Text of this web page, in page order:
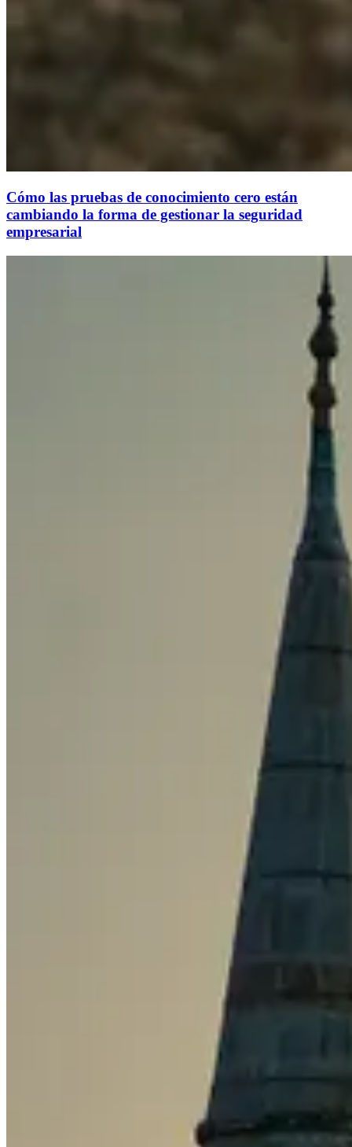
Cómo las pruebas de conocimiento cero están
cambiando la forma de gestionar la seguridad
empresarial